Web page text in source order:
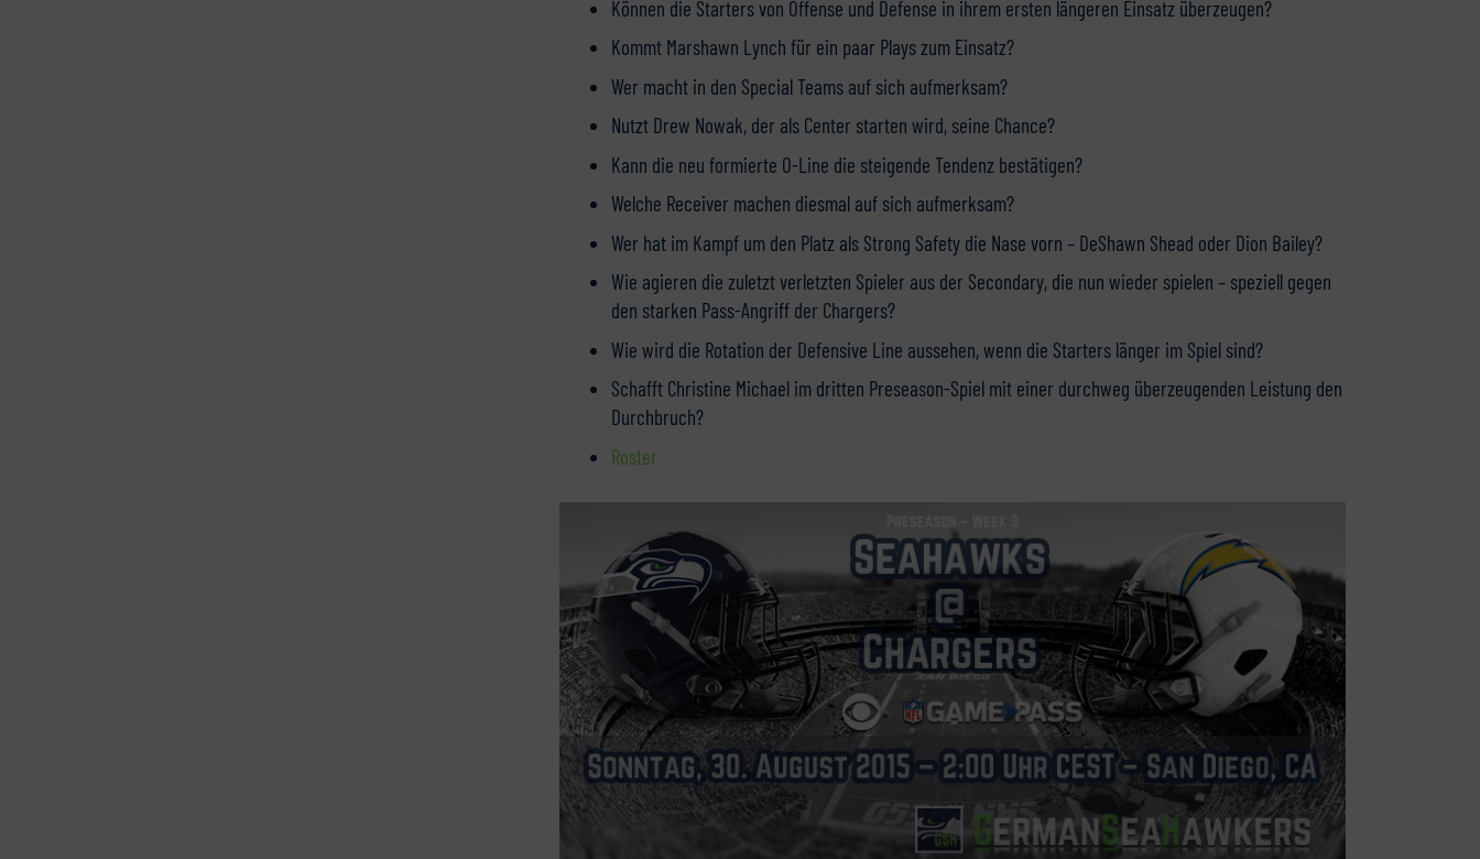
Können die Starters von Offense und Defense in ihrem ersten längeren Einsatz überzeugen?
Kommt Marshawn Lynch für ein paar Plays zum Einsatz?
Wer macht in den Special Teams auf sich aufmerksam?
Nutzt Drew Nowak, der als Center starten wird, seine Chance?
Kann die neu formierte O-Line die steigende Tendenz bestätigen?
Welche Receiver machen diesmal auf sich aufmerksam?
Wer hat im Kampf um den Platz als Strong Safety die Nase vorn – DeShawn Shead oder Dion Bailey?
Wie agieren die zuletzt verletzten Spieler aus der Secondary, die nun wieder spielen – speziell gegen
den starken Pass-Angriff der Chargers?
Wie wird die Rotation der Defensive Line aussehen, wenn die Starters länger im Spiel sind?
Schafft Christine Michael im dritten Preseason-Spiel mit einer durchweg überzeugenden Leistung den
Durchbruch?
Roster